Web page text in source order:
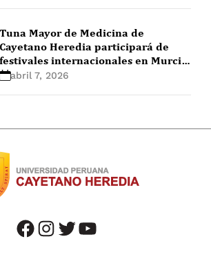
Tuna Mayor de Medicina de
Cayetano Heredia participará de
festivales internacionales en Murcia,
España
abril 7, 2026
facebook instagram twitter youtube